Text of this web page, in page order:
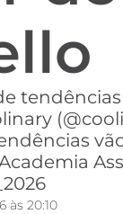
às 20:10